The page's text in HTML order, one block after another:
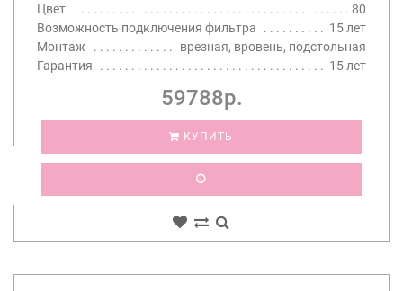
Цвет
80
Возможность подключения фильтра
15 лет
Монтаж
врезная, вровень, подстольная
Гарантия
15 лет
59788р.
КУПИТЬ